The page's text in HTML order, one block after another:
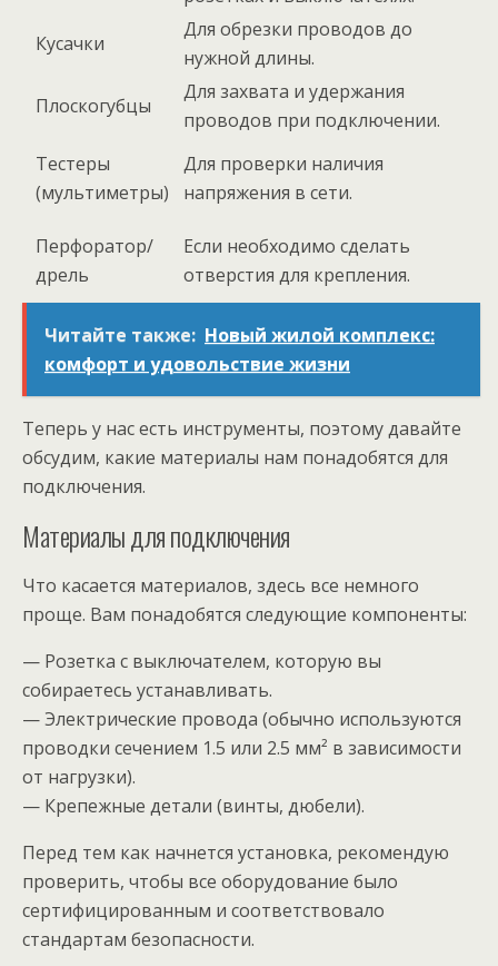
Кусачки
Для обрезки проводов до
нужной длины.
Плоскогубцы
Для захвата и удержания
проводов при подключении.
Тестеры
(мультиметры)
Для проверки наличия
напряжения в сети.
Перфоратор/
дрель
Если необходимо сделать
отверстия для крепления.
Читайте также: Новый жилой комплекс:
комфорт и удовольствие жизни
Теперь у нас есть инструменты, поэтому давайте
обсудим, какие материалы нам понадобятся для
подключения.
Материалы для подключения
Что касается материалов, здесь все немного
проще. Вам понадобятся следующие компоненты:
— Розетка с выключателем, которую вы
собираетесь устанавливать.
— Электрические провода (обычно используются
проводки сечением 1.5 или 2.5 мм² в зависимости
от нагрузки).
— Крепежные детали (винты, дюбели).
Перед тем как начнется установка, рекомендую
проверить, чтобы все оборудование было
сертифицированным и соответствовало
стандартам безопасности.